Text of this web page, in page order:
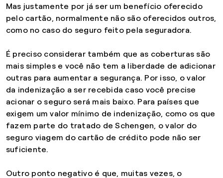
Mas justamente por já ser um benefício oferecido
pelo cartão, normalmente não são oferecidos outros,
como no caso do seguro feito pela seguradora.
É preciso considerar também que as coberturas são
mais simples e você não tem a liberdade de adicionar
outras para aumentar a segurança. Por isso, o valor
da indenização a ser recebida caso você precise
acionar o seguro será mais baixo. Para países que
exigem um valor mínimo de indenização, como os que
fazem parte do tratado de Schengen, o valor do
seguro viagem do cartão de crédito pode não ser
suficiente.
Outro ponto negativo é que, muitas vezes, o